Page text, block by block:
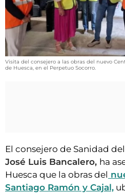
FIESTAS EN EL ALTO ARAGÓN
FIESTAS DE SAN LORENZO
AGENDA
CARTELERA
CLUB DEL
INICIAR
Visita del consejero a las obras del nuevo
de Huesca, en el Perpetuo Socorro.
El consejero de Sanidad
José Luis Bancalero, ha
Huesca que la obras del
Santiago Ramón y Cajal,